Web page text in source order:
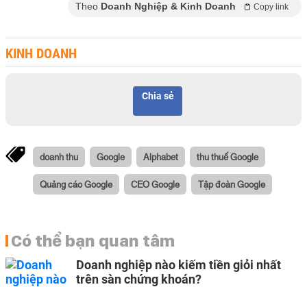
Theo Doanh Nghiệp & Kinh Doanh Copy link
KINH DOANH
Chia sẻ
doanh thu Google Alphabet thu thuế Google
Quảng cáo Google CEO Google Tập đoàn Google
Có thể bạn quan tâm
Doanh nghiệp nào kiếm tiền giỏi nhất
trên sàn chứng khoán?